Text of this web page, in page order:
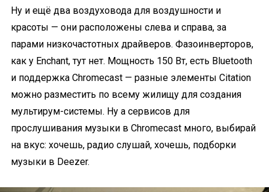
Ну и ещё два воздуховода для воздушности и
красоты — они расположены слева и справа, за
парами низкочастотных драйверов. Фазоинверторов,
как у Enchant, тут нет. Мощность 150 Вт, есть Bluetooth
и поддержка Chromecast — разные элементы Citation
можно разместить по всему жилищу для создания
мультирум-системы. Ну а сервисов для
прослушивания музыки в Chromecast много, выбирай
на вкус: хочешь, радио слушай, хочешь, подборки
музыки в Deezer.